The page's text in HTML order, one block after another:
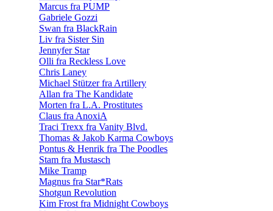
Marcus fra PUMP
Gabriele Gozzi
Swan fra BlackRain
Liv fra Sister Sin
Jennyfer Star
Olli fra Reckless Love
Chris Laney
Michael Stützer fra Artillery
Allan fra The Kandidate
Morten fra L.A. Prostitutes
Claus fra AnoxiA
Traci Trexx fra Vanity Blvd.
Thomas & Jakob Karma Cowboys
Pontus & Henrik fra The Poodles
Stam fra Mustasch
Mike Tramp
Magnus fra Star*Rats
Shotgun Revolution
Kim Frost fra Midnight Cowboys